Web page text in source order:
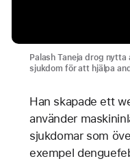
Palash Taneja drog
sjukdom för att hjälpa
Han skapade ett
använder
sjukdomar som
exempel